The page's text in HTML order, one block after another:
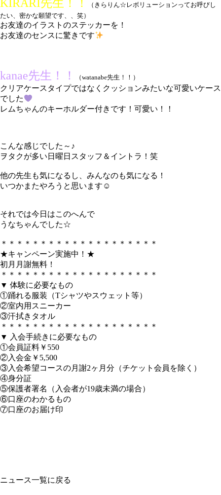
KIRARI先生！！
（きらりん☆レボリューションってお呼びし
たい、密かな願望です、、笑）
お友達のイラストのステッカーを！
お友達のセンスに驚きです
kanae先生！！ （watanabe先生！！）
クリアケースタイプではなくクッションみたいな可愛いケース
でした
レムちゃんのキーホルダー付きです！可愛い！！
こんな感じでした～♪
ヲタクが多い日曜日スタッフ＆イントラ！笑
他の先生も気になるし、みんなのも気になる！
いつかまたやろうと思います☺
それでは今日はこのへんで
うなちゃんでした☆
＊＊＊＊＊＊＊＊＊＊＊＊＊＊＊＊＊＊＊＊
★キャンペーン実施中！★
初月月謝無料！
＊＊＊＊＊＊＊＊＊＊＊＊＊＊＊＊＊＊＊＊
▼ 体験に必要なもの
①踊れる服装（Tシャツやスウェット等）
②室内用スニーカー
③汗拭きタオル
＊＊＊＊＊＊＊＊＊＊＊＊＊＊＊＊＊＊＊＊
▼ 入会手続きに必要なもの
①会員証料￥550
②入会金￥5,500
③入会希望コースの月謝2ヶ月分（チケット会員を除く）
④身分証
⑤保護者署名（入会者が19歳未満の場合）
⑥口座のわかるもの
⑦口座のお届け印
ニュース一覧に戻る